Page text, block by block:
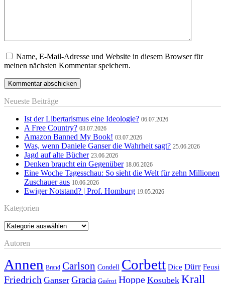
Name, E-Mail-Adresse und Website in diesem Browser für
meinen nächsten Kommentar speichern.
Neueste Beiträge
Ist der Libertarismus eine Ideologie? 06.07.2026
A Free Country? 03.07.2026
Amazon Banned My Book! 03.07.2026
Was, wenn Daniele Ganser die Wahrheit sagt? 25.06.2026
Jagd auf alte Bücher 23.06.2026
Denken braucht ein Gegenüber 18.06.2026
Eine Woche Tagesschau: So sieht die Welt für zehn Millionen
Zuschauer aus 10.06.2026
Ewiger Notstand? | Prof. Homburg 19.05.2026
Kategorien
Kategorien
Autoren
Annen Brand Carlson Condell Corbett Dice Dürr Feusi
Friedrich Ganser Gracia Guérot Hoppe Kosubek Krall